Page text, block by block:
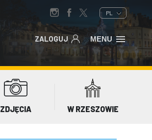
PL
ZALOGUJ MENU
ZDJĘCIA W RZESZOWIE